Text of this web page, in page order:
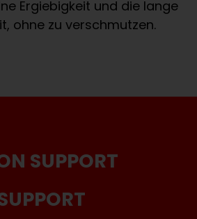
Ergiebigkeit und die lange
ohne zu verschmutzen.